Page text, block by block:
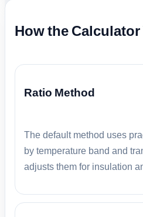
How the
Ratio Method
The default method uses
by temperature band and
adjusts them for insulation